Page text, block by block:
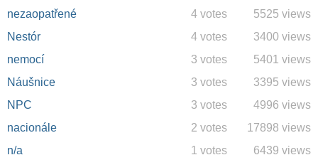
nezaopatřené
5525 views
4 votes
Nestór
3400 views
4 votes
nemocí
5401 views
3 votes
Náušnice
3395 views
3 votes
NPC
4996 views
3 votes
nacionále
17898 views
2 votes
n/a
6439 views
1 votes